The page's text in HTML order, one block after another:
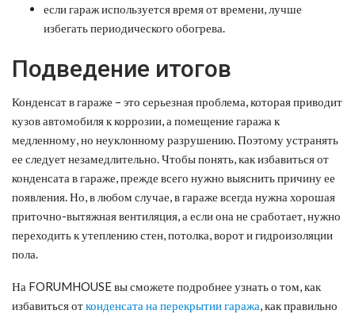
если гараж используется время от времени, лучше
избегать периодического обогрева.
Подведение итогов
Конденсат в гараже – это серьезная проблема, которая приводит
кузов автомобиля к коррозии, а помещение гаража к
медленному, но неуклонному разрушению. Поэтому устранять
ее следует незамедлительно. Чтобы понять, как избавиться от
конденсата в гараже, прежде всего нужно выяснить причину ее
появления. Но, в любом случае, в гараже всегда нужна хорошая
приточно-вытяжная вентиляция, а если она не сработает, нужно
переходить к утеплению стен, потолка, ворот и гидроизоляции
пола.
На FORUMHOUSE вы сможете подробнее узнать о том, как
избавиться отконденсата на перекрытии гаража, как правильно